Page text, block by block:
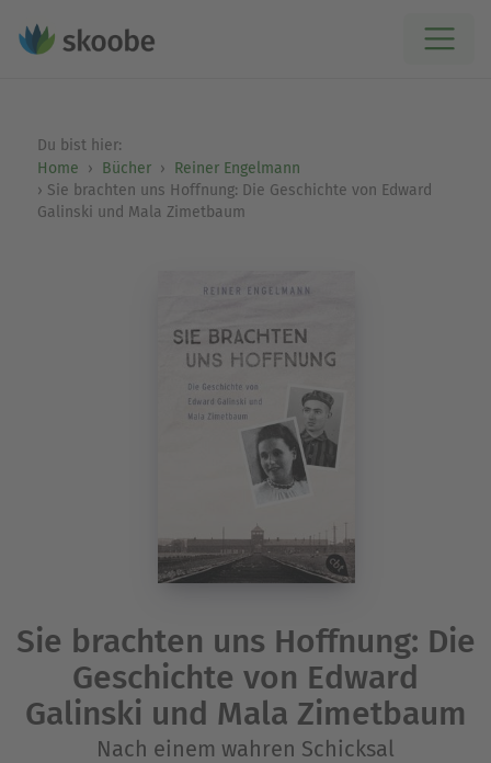
Du bist hier:
Home
Bücher
Reiner Engelmann
Sie brachten uns Hoffnung: Die Geschichte von Edward
Galinski und Mala Zimetbaum
Sie brachten uns Hoffnung: Die
Geschichte von Edward
Galinski und Mala Zimetbaum
Nach einem wahren Schicksal